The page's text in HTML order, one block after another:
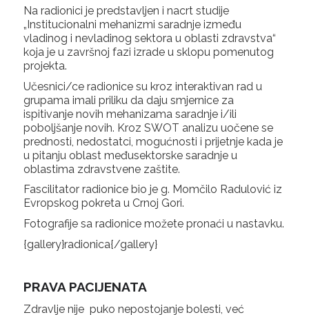
Na radionici je predstavljen i nacrt studije
„Institucionalni mehanizmi saradnje između
vladinog i nevladinog sektora u oblasti zdravstva“
koja je u završnoj fazi izrade u sklopu pomenutog
projekta.
Učesnici/ce radionice su kroz interaktivan rad u
grupama imali priliku da daju smjernice za
ispitivanje novih mehanizama saradnje i/ili
poboljšanje novih. Kroz SWOT analizu uočene se
prednosti, nedostatci, mogućnosti i prijetnje kada je
u pitanju oblast međusektorske saradnje u
oblastima zdravstvene zaštite.
Fascilitator radionice bio je g. Momčilo Radulović iz
Evropskog pokreta u Crnoj Gori.
Fotografije sa radionice možete pronaći u nastavku.
{gallery}radionica{/gallery}
PRAVA PACIJENATA
Zdravlje nije puko nepostojanje bolesti, već